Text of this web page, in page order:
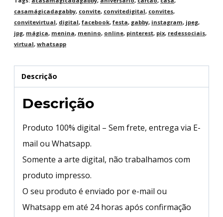
casamágicadagabby, convite, convitedigital, convites,
convitevirtual, digital, facebook, festa, gabby, instagram, jpeg,
jpg, mágica, menina, menino, online, pinterest, pix, redessociais,
virtual, whatsapp
Descrição
Descrição
Produto 100% digital – Sem frete, entrega via E-
mail ou Whatsapp.
Somente a arte digital, não trabalhamos com
produto impresso.
O seu produto é enviado por e-mail ou
Whatsapp em até 24 horas após confirmação